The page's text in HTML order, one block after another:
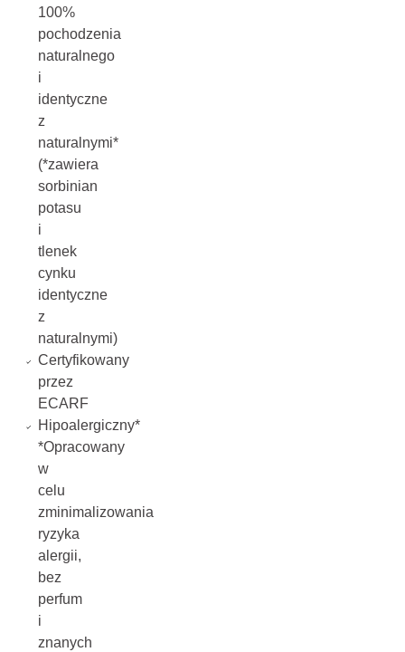
100%
pochodzenia
naturalnego
i
identyczne
z
naturalnymi*
(*zawiera
sorbinian
potasu
i
tlenek
cynku
identyczne
z
naturalnymi)
Certyfikowany
przez
ECARF
Hipoalergiczny*
*Opracowany
w
celu
zminimalizowania
ryzyka
alergii,
bez
perfum
i
znanych